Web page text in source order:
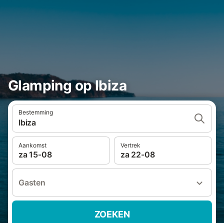
Glamping op Ibiza
Bestemming
Ibiza
Aankomst
za 15-08
Vertrek
za 22-08
Gasten
ZOEKEN